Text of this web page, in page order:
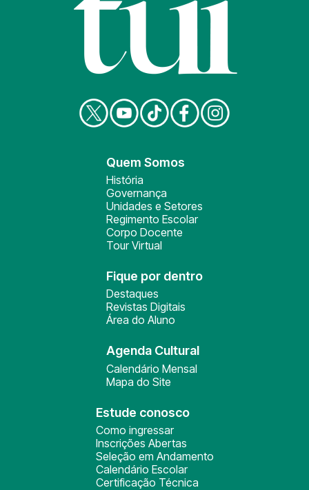
Quem Somos
História
Governança
Unidades e Setores
Regimento Escolar
Corpo Docente
Tour Virtual
Fique por dentro
Destaques
Revistas Digitais
Área do Aluno
Agenda Cultural
Calendário Mensal
Mapa do Site
Estude conosco
Como ingressar
Inscrições Abertas
Seleção em Andamento
Calendário Escolar
Certificação Técnica